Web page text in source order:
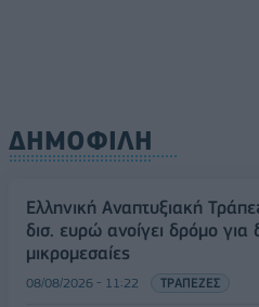
ΔΗΜΟΦΙΛΗ
Ελληνική Αναπτυξιακή
δισ. ευρώ ανοίγει δρόμο
μικρομεσαίες
08/08/2026 - 11:22 ΤΡΑΠΕΖΕΣ